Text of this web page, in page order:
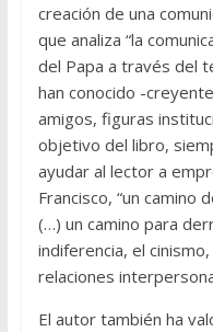
creación de una
que analiza “la
del Papa a través del
han conocido -
amigos, figuras
objetivo del libro,
ayudar al lector a
Francisco, “un camino
(…) un camino para
indiferencia, el
relaciones
El autor también ha